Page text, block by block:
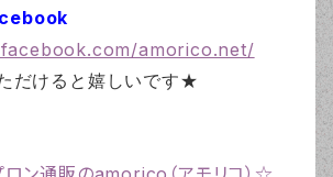
amorico.net/
だけると嬉しいです★